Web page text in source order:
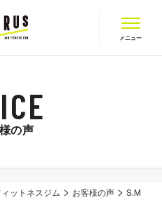
VERUS ヴェルス
メニュー
の声
ットネスジム > お客様の声 > S.M